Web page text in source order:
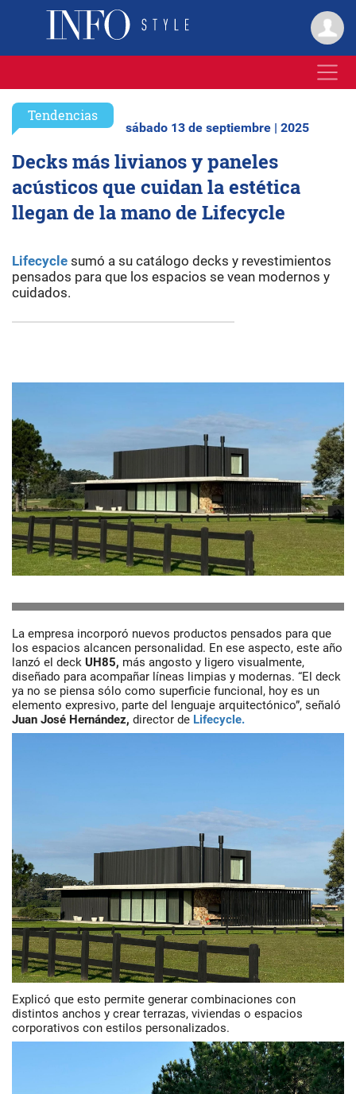
Tendencias
sábado 13 de septiembre | 2025
Decks más livianos y paneles
acústicos que cuidan la estética
llegan de la mano de Lifecycle
Lifecycle sumó a su catálogo decks y revestimientos
pensados para que los espacios se vean modernos y
cuidados.
La empresa incorporó nuevos productos pensados para que
los espacios alcancen personalidad. En ese aspecto, este año
lanzó el deck UH85, más angosto y ligero visualmente,
diseñado para acompañar líneas limpias y modernas. “El deck
ya no se piensa sólo como superficie funcional, hoy es un
elemento expresivo, parte del lenguaje arquitectónico”, señaló
Juan José Hernández, director de Lifecycle.
Explicó que esto permite generar combinaciones con
distintos anchos y crear terrazas, viviendas o espacios
corporativos con estilos personalizados.